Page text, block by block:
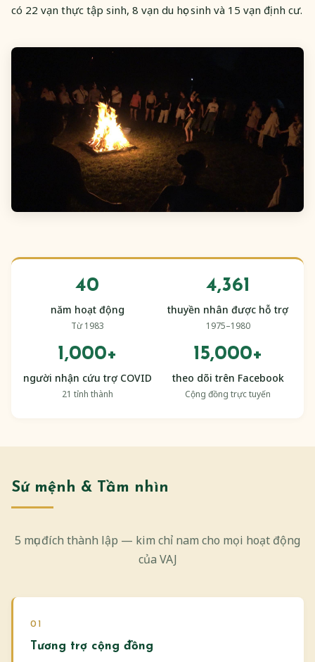
có 22 vạn thực tập sinh, 8 vạn du học sinh và 15 vạn định cư.
40
năm hoạt động
Từ 1983
4,361
thuyền nhân được hỗ trợ
1975–1980
1,000+
người nhận cứu trợ COVID
21 tỉnh thành
15,000+
theo dõi trên Facebook
Cộng đồng trực tuyến
Sứ mệnh & Tầm nhìn
5 mục đích thành lập — kim chỉ nam cho mọi hoạt động
của VAJ
01
Tương trợ cộng đồng